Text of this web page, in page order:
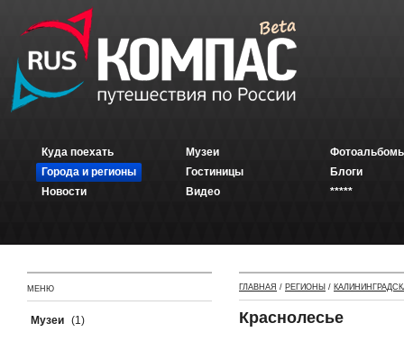
Куда поехать
Города и регионы
Новости
Музеи
Гостиницы
Видео
Блоги
*****
МЕНЮ
Музеи (1)
ГЛАВНАЯ / РЕГИОНЫ /
Краснолесье